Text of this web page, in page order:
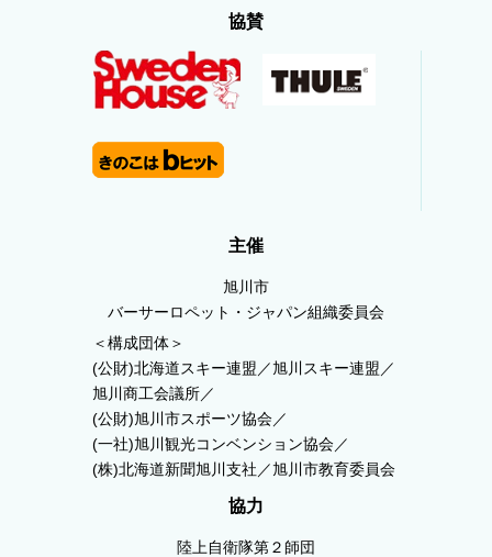
協賛
主催
旭川市
バーサーロペット・ジャパン組織委員会
＜構成団体＞
(公財)北海道スキー連盟／旭川スキー連盟／
旭川商工会議所／
(公財)旭川市スポーツ協会／
(一社)旭川観光コンベンション協会／
(株)北海道新聞旭川支社／旭川市教育委員会
協力
陸上自衛隊第２師団